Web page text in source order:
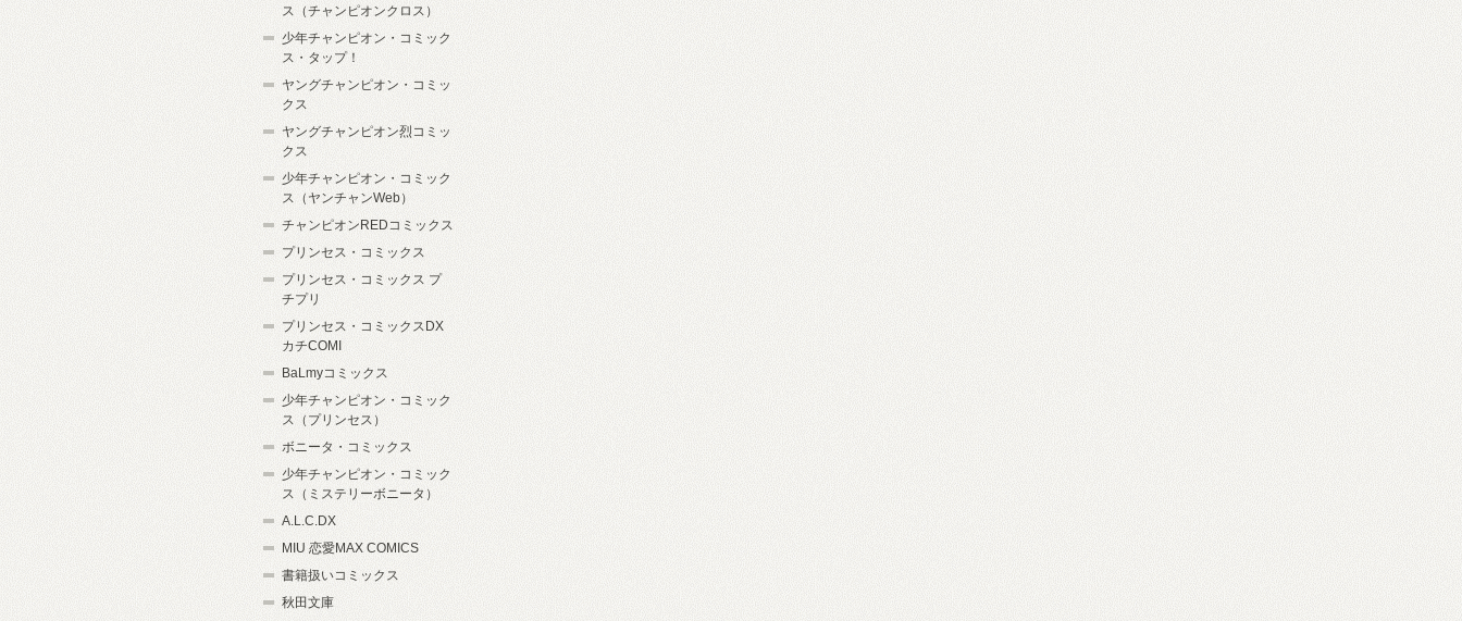
ス（チャンピオンクロス）
少年チャンピオン・コミック
ス・タップ！
ヤングチャンピオン・コミッ
クス
ヤングチャンピオン烈コミッ
クス
少年チャンピオン・コミック
ス（ヤンチャンWeb）
チャンピオンREDコミックス
プリンセス・コミックス
プリンセス・コミックス プ
チプリ
プリンセス・コミックスDX
カチCOMI
BaLmyコミックス
少年チャンピオン・コミック
ス（プリンセス）
ボニータ・コミックス
少年チャンピオン・コミック
ス（ミステリーボニータ）
A.L.C.DX
MIU 恋愛MAX COMICS
書籍扱いコミックス
秋田文庫